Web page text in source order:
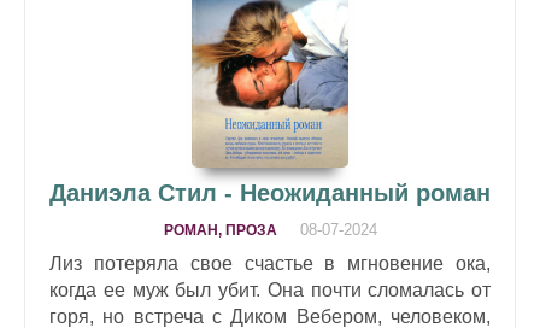
Даниэла Стил - Неожиданный роман
РОМАН, ПРОЗА 08-07-2024
Лиз потеряла свое счастье в мгновение ока,
когда ее муж был убит. Она почти сломалась от
горя, но встреча с Диком Вебером, человеком,